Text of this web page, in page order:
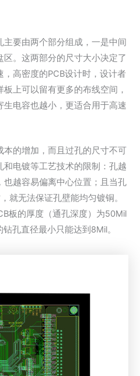
主要由两个部分组成，一是中间
。这两部分的尺寸大小决定了
高密度的PCB设计时，设计者
上可以留有更多的布线空间，
电容也越小，更适合用于高速
的增加，而且过孔的尺寸不可
电镀等工艺技术的限制：孔越
越容易偏离中心位置；且当孔
就无法保证孔壁能均匀镀铜。
板的厚度（通孔深度）为50Mil
孔直径最小只能达到8Mil。